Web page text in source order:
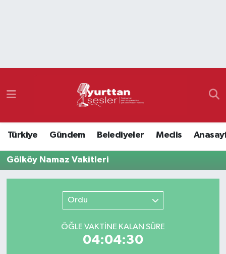
Türkiye Gündem Belediyeler Meclis
Gölköy Namaz Vakitleri
Ordu
ÖĞLE VAKTİNE KALAN SÜRE
04:04:30
Namaz Vakitleri
Süper Lig Puan Durumu ve Fikstür
Son Dakika Haberleri